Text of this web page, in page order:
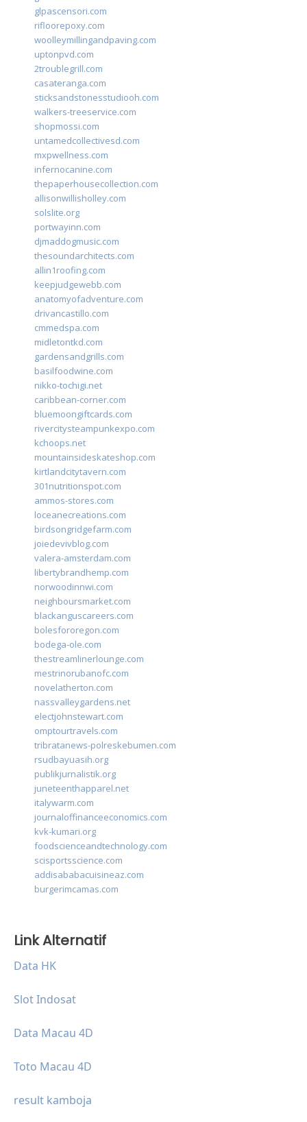
glpascensori.com
rifloorepoxy.com
woolleymillingandpaving.com
uptonpvd.com
2troublegrill.com
casateranga.com
sticksandstonesstudiooh.com
walkers-treeservice.com
shopmossi.com
untamedcollectivesd.com
mxpwellness.com
infernocanine.com
thepaperhousecollection.com
allisonwillisholley.com
solslite.org
portwayinn.com
djmaddogmusic.com
thesoundarchitects.com
allin1roofing.com
keepjudgewebb.com
anatomyofadventure.com
drivancastillo.com
cmmedspa.com
midletontkd.com
gardensandgrills.com
basilfoodwine.com
nikko-tochigi.net
caribbean-corner.com
bluemoongiftcards.com
rivercitysteampunkexpo.com
kchoops.net
mountainsideskateshop.com
kirtlandcitytavern.com
301nutritionspot.com
ammos-stores.com
loceanecreations.com
birdsongridgefarm.com
joiedevivblog.com
valera-amsterdam.com
libertybrandhemp.com
norwoodinnwi.com
neighboursmarket.com
blackanguscareers.com
bolesfororegon.com
bodega-ole.com
thestreamlinerlounge.com
mestrinorubanofc.com
novelatherton.com
nassvalleygardens.net
electjohnstewart.com
omptourtravels.com
tribratanews-polreskebumen.com
rsudbayuasih.org
publikjurnalistik.org
juneteenthapparel.net
italywarm.com
journaloffinanceeconomics.com
kvk-kumari.org
foodscienceandtechnology.com
scisportsscience.com
addisababacuisineaz.com
burgerimcamas.com
Link Alternatif
Data HK
Slot Indosat
Data Macau 4D
Toto Macau 4D
result kamboja